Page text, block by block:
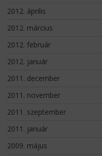
2012. április
2012. március
2012. február
2012. január
2011. december
2011. november
2011. szeptember
2011. január
2009. május